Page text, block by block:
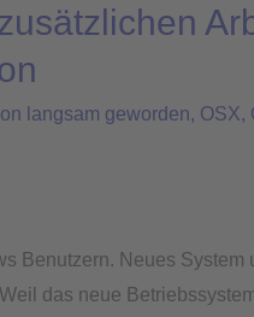
langsam geworden, OSX,
Benutzern. Neues System
das neue